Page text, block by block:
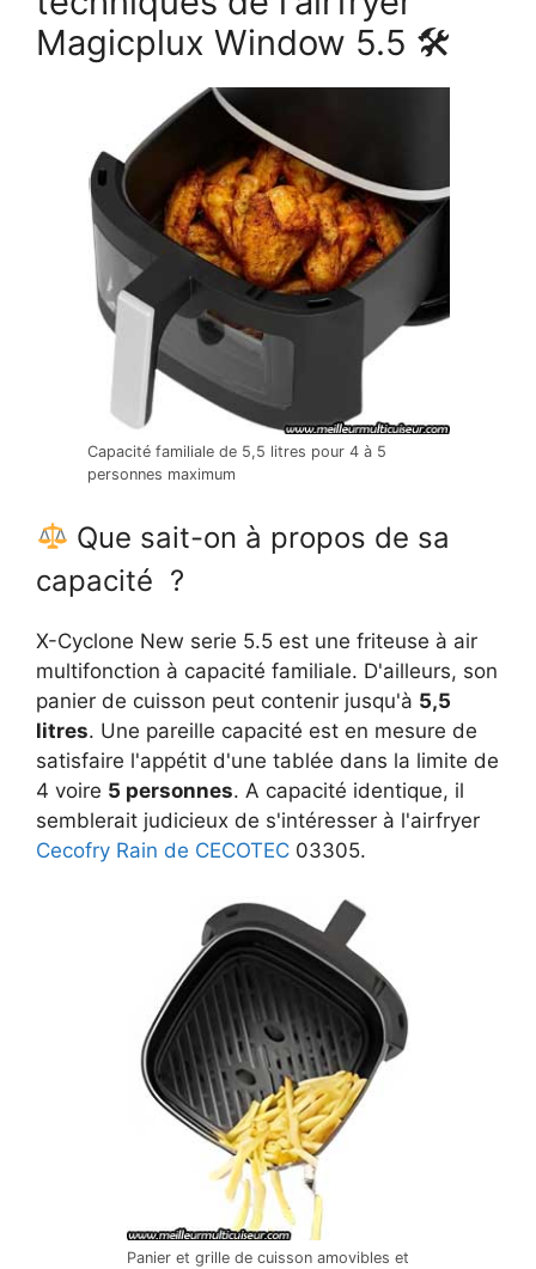
Magicplux Window 5.5 🛠
Capacité familiale de 5,5 litres pour 4 à 5
personnes maximum
Que sait-on à propos de sa
capacité ?
X-Cyclone New serie 5.5 est une friteuse à air
multifonction à capacité familiale. D'ailleurs, son
panier de cuisson peut contenir jusqu'à 5,5
litres. Une pareille capacité est en mesure de
satisfaire l'appétit d'une tablée dans la limite de
4 voire 5 personnes. A capacité identique, il
semblerait judicieux de s'intéresser à l'airfryer
Cecofry Rain de CECOTEC 03305.
Panier et grille de cuisson amovibles et